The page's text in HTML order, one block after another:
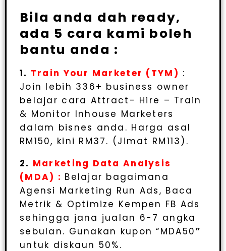
Bila anda dah ready,
ada 5 cara kami boleh
bantu anda :
1. Train Your Marketer (TYM) :
Join lebih 336+ business owner
belajar cara Attract- Hire – Train
& Monitor Inhouse Marketers
dalam bisnes anda. Harga asal
RM150, kini RM37. (Jimat RM113).
2. Marketing Data Analysis
(MDA) : Belajar bagaimana
Agensi Marketing Run Ads, Baca
Metrik & Optimize Kempen FB Ads
sehingga jana jualan 6-7 angka
sebulan. Gunakan kupon “MDA50”
untuk diskaun 50%.